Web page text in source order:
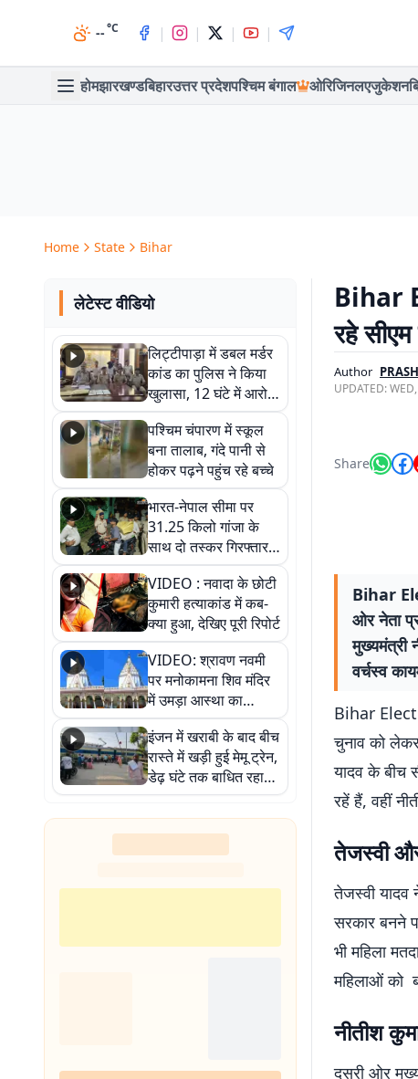
--°C | | | |
होमझारखण्डबिहारउत्तर प्रदेशपश्चिम बंगाल ओरिजिनलएजुकेशन
Home State Bihar
लेटेस्ट वीडियो
लिट्टीपाड़ा में डबल मर्डर
कांड का पुलिस ने किया
खुलासा, 12 घंटे में आरोपी
गिरफ्तार
पश्चिम चंपारण में स्कूल
बना तालाब, गंदे पानी से
होकर पढ़ने पहुंच रहे बच्चे
भारत-नेपाल सीमा पर
31.25 किलो गांजा के
साथ दो तस्कर गिरफ्तार,
नेपाली नंबर की बाइक
जब्त
VIDEO : नवादा के छोटी
कुमारी हत्याकांड में कब-
क्या हुआ, देखिए पूरी रिपोर्ट
VIDEO: श्रावण नवमी
पर मनोकामना शिव मंदिर
में उमड़ा आस्था का
सैलाब, हर-हर महादेव के
जयघोष से गूंजा परिसर
इंजन में खराबी के बाद बीच
रास्ते में खड़ी हुई मेमू ट्रेन,
डेढ़ घंटे तक बाधित रहा
आवागमन
Bihar
रहे
Author
UPDATED:
Share
Bihar
ओर नेता
मुख्यमंत्री
वर्चस्व
Bihar
चुनाव को
यादव के बीच
रहें हैं, वहीं
तेजस्वी
तेजस्वी यादव
सरकार बनने
भी महिला
महिलाओं को
नीतीश
दूसरी ओर